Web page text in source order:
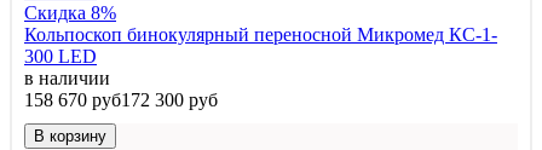
Скидка 8%
Кольпоскоп бинокулярный переносной Микромед КС-1-
300 LED
в наличии
158 670 руб172 300 руб
В корзину